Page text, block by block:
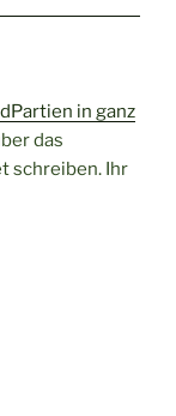
in ganz
das
schreiben. Ihr